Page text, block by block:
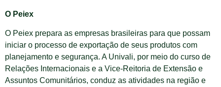
O Peiex
O Peiex prepara as empresas brasileiras para que possam
iniciar o processo de exportação de seus produtos com
planejamento e segurança. A Univali, por meio do curso de
Relações Internacionais e a Vice-Reitoria de Extensão e
Assuntos Comunitários, conduz as atividades na região e